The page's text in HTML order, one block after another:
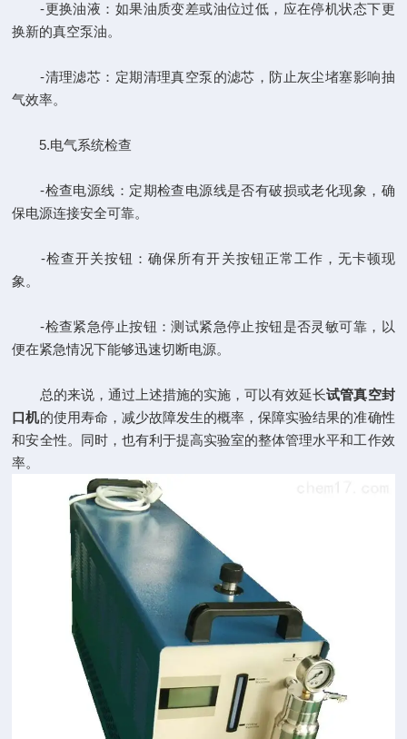
-更换油液：如果油质变差或油位过低，应在停机状态下更
换新的真空泵油。
-清理滤芯：定期清理真空泵的滤芯，防止灰尘堵塞影响抽
气效率。
5.电气系统检查
-检查电源线：定期检查电源线是否有破损或老化现象，确
保电源连接安全可靠。
-检查开关按钮：确保所有开关按钮正常工作，无卡顿现
象。
-检查紧急停止按钮：测试紧急停止按钮是否灵敏可靠，以
便在紧急情况下能够迅速切断电源。
总的来说，通过上述措施的实施，可以有效延长试管真空封
口机的使用寿命，减少故障发生的概率，保障实验结果的准确性
和安全性。同时，也有利于提高实验室的整体管理水平和工作效
率。